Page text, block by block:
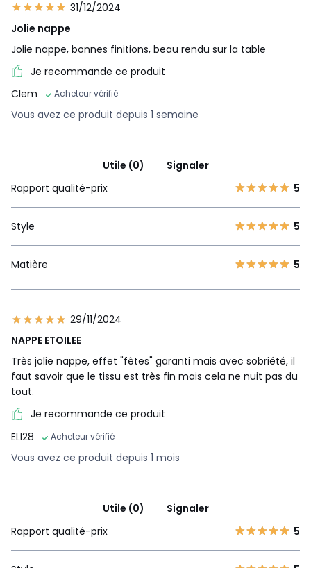
31/12/2024
Jolie nappe
Jolie nappe, bonnes finitions, beau rendu sur la table
Je recommande ce produit
Clem
Acheteur vérifié
Vous avez ce produit depuis 1 semaine
Utile (0)
Signaler
Rapport qualité-prix
5
Style 5
Matière 5
29/11/2024
NAPPE ETOILEE
Très jolie nappe, effet "fêtes" garanti mais avec sobriété, il
faut savoir que le tissu est très fin mais cela ne nuit pas du
tout.
Je recommande ce produit
ELI28
Acheteur vérifié
Vous avez ce produit depuis 1 mois
Utile (0)
Signaler
Rapport qualité-prix
5